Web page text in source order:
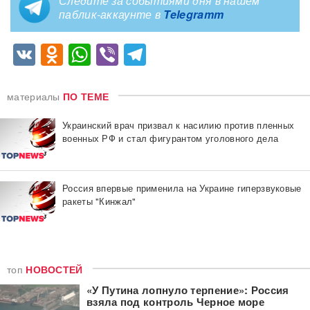
паблик-аккаунте в Telegramm
VKOdnoklassniki
WhatsApp
Viber
материалы ПО ТЕМЕ
Украинский врач призвал к насилию против пленных
военных РФ и стал фигурантом уголовного дела
Россия впервые применила на Украине гиперзвуковые
ракеты "Кинжал"
топ НОВОСТЕЙ
«У Путина лопнуло терпение»: Россия
взяла под контроль Черное море